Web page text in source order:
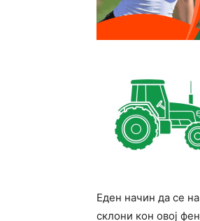
Еден начин да се
склони кон овој